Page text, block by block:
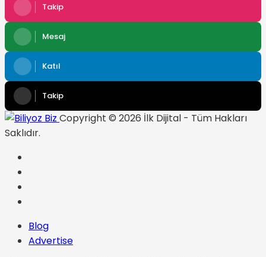
Takip
Mesaj
Katıl
Takip
Copyright © 2026 İlk Dijital - Tüm Hakları
Saklıdır.
Blog
Advertise